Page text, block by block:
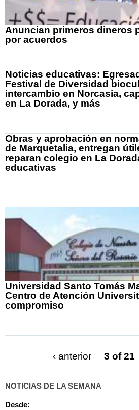
Anuncian primeros dineros
por acuerdos
Noticias educativas:
Festival de Diversidad
intercambio en Norcasia,
en La Dorada, y más
Obras y aprobación en
de Marquetalia, entregan
reparan colegio en La
educativas
Universidad Santo Tomás
Centro de Atención
compromiso
‹ anterior 3 of 21
NOTICIAS DE LA SEMANA
Desde: